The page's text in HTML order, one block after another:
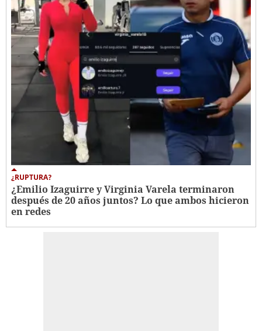
¿RUPTURA?
¿Emilio Izaguirre y Virginia Varela terminaron
después de 20 años juntos? Lo que ambos hicieron
en redes